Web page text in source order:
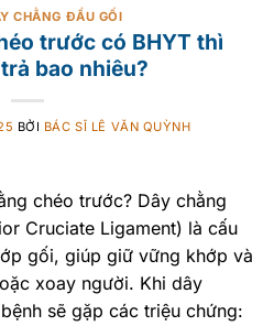
CHẰNG ĐẦU GỐI
trước có BHYT thì
bao nhiêu?
BỞI BÁC SĨ LÊ VĂN QUỲNH
chéo trước? Dây chằng
Cruciate Ligament) là cấu
gối, giúp giữ vững khớp và
xoay người. Khi dây
sẽ gặp các triệu chứng: